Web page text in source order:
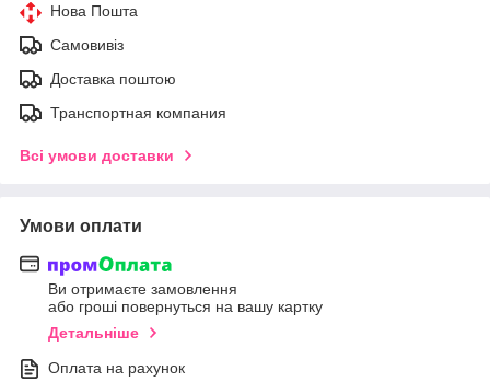
Нова Пошта
Самовивіз
Доставка поштою
Транспортная компания
Всі умови доставки
Умови оплати
Ви отримаєте замовлення
або гроші повернуться на вашу картку
Детальніше
Оплата на рахунок